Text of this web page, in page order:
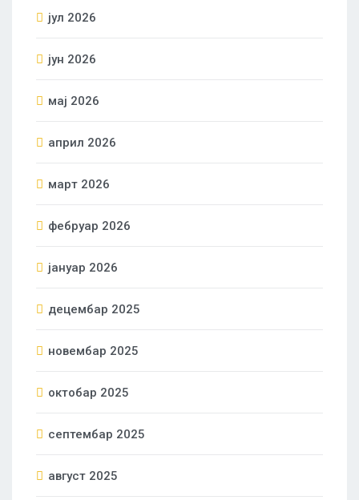
јул 2026
јун 2026
мај 2026
април 2026
март 2026
фебруар 2026
јануар 2026
децембар 2025
новембар 2025
октобар 2025
септембар 2025
август 2025